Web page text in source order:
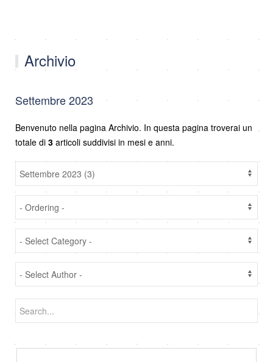
Archivio
Settembre 2023
Benvenuto nella pagina Archivio. In questa pagina troverai un
totale di 3 articoli suddivisi in mesi e anni.